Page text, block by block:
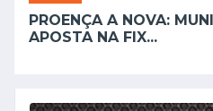
PROENÇA A NOVA:
APOSTA NA FIX...